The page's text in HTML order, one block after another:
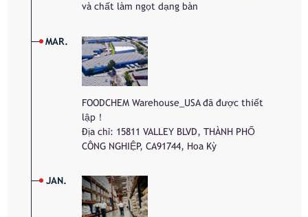
và chất làm ngọt dạng bàn
MAR.
FOODCHEM Warehouse_USA đã được thiết
lập！
Địa chỉ: 15811 VALLEY BLVD, THÀNH PHỐ
CÔNG NGHIỆP, CA91744, Hoa Kỳ
JAN.